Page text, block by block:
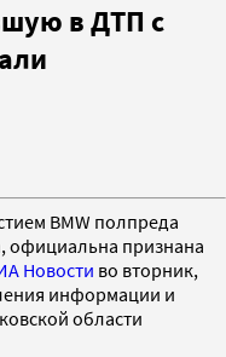
в ДТП с
BMW полпреда
официальна признана
Новости во вторник,
информации и
области